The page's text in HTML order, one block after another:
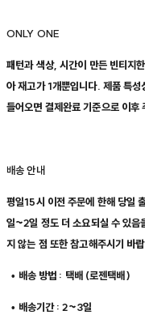
ONLY ONE
패턴과 색상, 시간이 만든 빈티지
아 재고가 1개뿐입니다. 제품 특
들어오면 결제완료 기준으로 이후
배송 안내
평일15시 이전 주문에 한해 당일
일~2일 정도 더 소요되실 수 있음
지 않는 점 또한 참고해주시기 바
• 배송 방법 : 택배 (로젠택배)
• 배송기간 : 2~3일